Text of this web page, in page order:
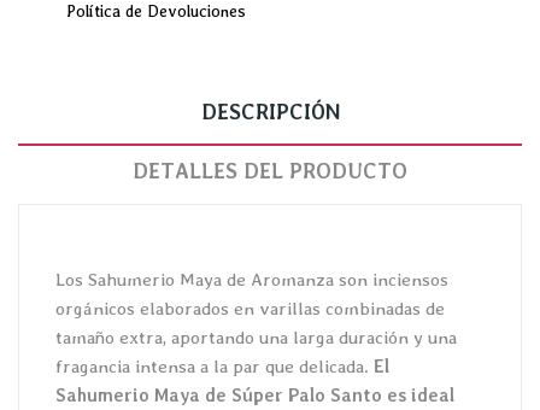
Política de Devoluciones
DESCRIPCIÓN
DETALLES DEL PRODUCTO
Los Sahumerio Maya de Aromanza son inciensos
orgánicos elaborados en varillas combinadas de
tamaño extra, aportando una larga duración y una
fragancia intensa a la par que delicada. El
Sahumerio Maya de Súper Palo Santo es ideal